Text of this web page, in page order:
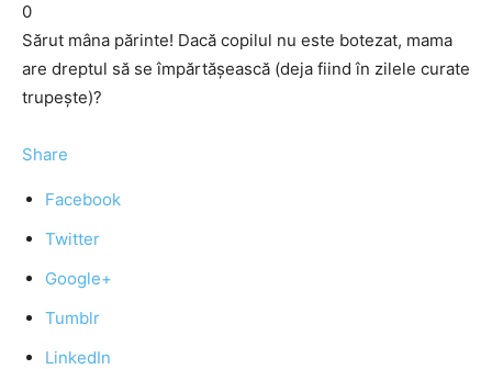
0
Sărut mâna părinte! Dacă copilul nu este botezat, mama
are dreptul să se împărtășească (deja fiind în zilele curate
trupește)?
Share
Facebook
Twitter
Google+
Tumblr
LinkedIn